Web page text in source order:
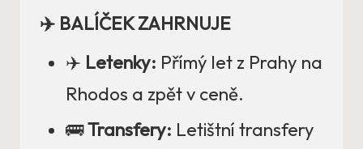
✈️ BALÍČEK ZAHRNUJE
✈️ Letenky: Přímý let z Prahy na
Rhodos a zpět v ceně.
🚌Transfery: Letištní transfery